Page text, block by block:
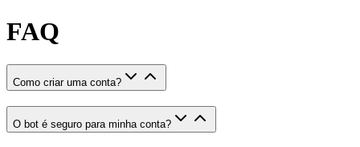
FAQ
Como criar uma conta?
O bot é seguro para minha conta?